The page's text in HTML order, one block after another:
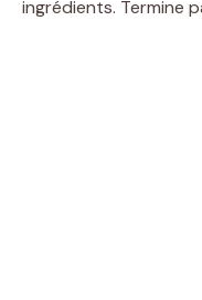
ingrédients. Termine